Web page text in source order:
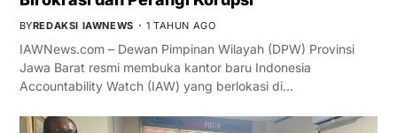
BYREDAKSI IAWNEWS 1 TAHUN AGO
IAWNews.com – Dewan Pimpinan Wilayah (DPW) Provinsi
Jawa Barat resmi membuka kantor baru Indonesia
Accountability Watch (IAW) yang berlokasi di…